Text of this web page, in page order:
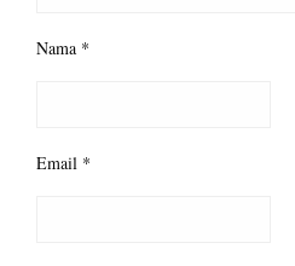
Nama *
Email *